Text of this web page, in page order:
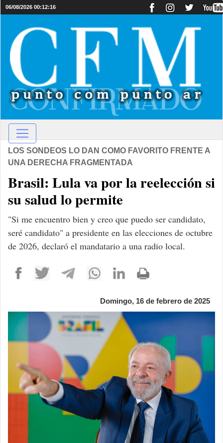
06/08/2026 00:12:16
LOS SONDEOS LO DAN COMO FAVORITO FRENTE A
UNA DERECHA FRAGMENTADA
Brasil: Lula va por la reelección si
su salud lo permite
"Si me encuentro bien y creo que puedo ser candidato,
seré candidato" a presidente en las elecciones de octubre
de 2026, declaró el mandatario a una radio local.
Domingo, 16 de febrero de 2025